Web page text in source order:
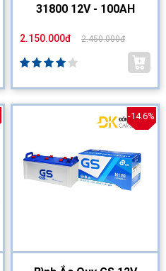
31800 12V - 100AH
2.150.000đ 2.450.000đ
-14.6%